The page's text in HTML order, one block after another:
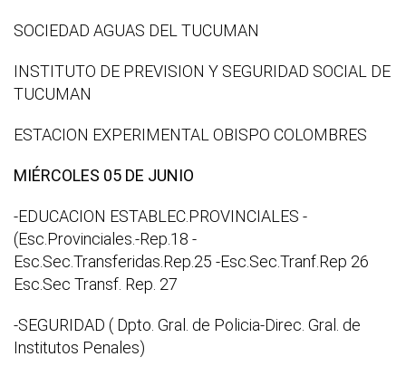
SOCIEDAD AGUAS DEL TUCUMAN
INSTITUTO DE PREVISION Y SEGURIDAD SOCIAL DE
TUCUMAN
ESTACION EXPERIMENTAL OBISPO COLOMBRES
MIÉRCOLES 05 DE JUNIO
-EDUCACION ESTABLEC.PROVINCIALES -
(Esc.Provinciales.-Rep.18 -
Esc.Sec.Transferidas.Rep.25 -Esc.Sec.Tranf.Rep 26
Esc.Sec Transf. Rep. 27
-SEGURIDAD ( Dpto. Gral. de Policia-Direc. Gral. de
Institutos Penales)